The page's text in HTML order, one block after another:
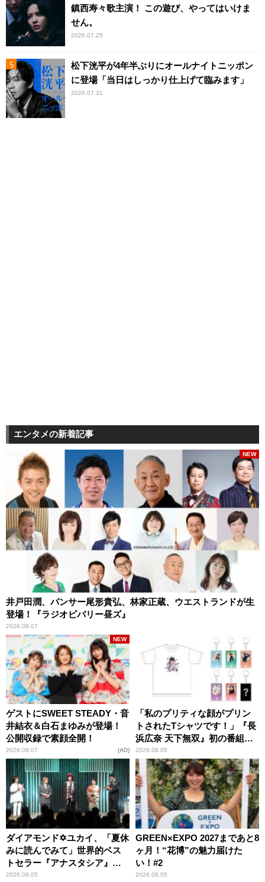
鎮西寿々歌主演！ この遊び、やってはいけま
せん。
2026.07.25
松下洸平が4年半ぶりにオールナイトニッポン
に登場「当日はしっかり仕上げて臨みます」
2026.07.31
エンタメの新着記事
井戸田潤、パンサー尾形貴弘、林家正蔵、ウエストランドが生
登場！『ラジオビバリー昼ズ』
2026.08.07
NEW
ゲストにSWEET STEADY・音
井結衣＆白石まゆみが登場！
公開収録で素顔全開！
2026.08.07
NEW
AD
「私のプリティな顔がプリン
トされたTシャツです！」『長
浜広奈 天下無双』初の番組グ
ッズ発売
2026.08.05
ダイアモンド✡ユカイ、「夏休
みに読んでみて」世界的ベス
トセラー『アナスタシア』を
紹介
2026.08.05
GREEN×EXPO 2027まであと8
ヶ月！“花博”の魅力届けた
い！#2
2026.08.05